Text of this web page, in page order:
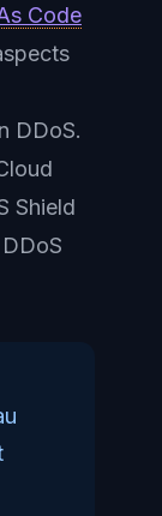
Code
DDoS.
Shield